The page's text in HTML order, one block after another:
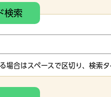
検索
場合はスペースで区切り、検索